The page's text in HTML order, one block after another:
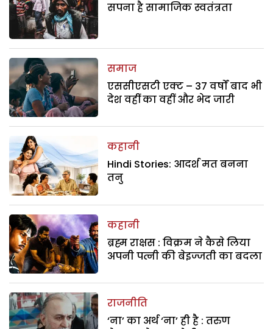
सपना है सामाजिक स्वतंत्रता
समाज
एससीएसटी एक्ट – 37 वर्षों बाद भी
देश वहीं का वहीं और भेद जारी
कहानी
Hindi Stories: आदर्श मत बनना
तनु
कहानी
ब्रह्म राक्षस : विक्रम ने कैसे लिया
अपनी पत्नी की बेइज्जती का बदला
राजनीति
‘ना’ का अर्थ ‘ना’ ही है : तरुण